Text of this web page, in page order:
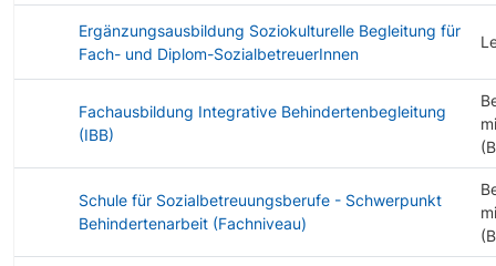
Ergänzungsausbildung Soziokulturelle Begleitung für
Fach- und Diplom-SozialbetreuerInnen
Fachausbildung Integrative Behindertenbegleitung
(IBB)
Schule für Sozialbetreuungsberufe - Schwerpunkt
Behindertenarbeit (Fachniveau)